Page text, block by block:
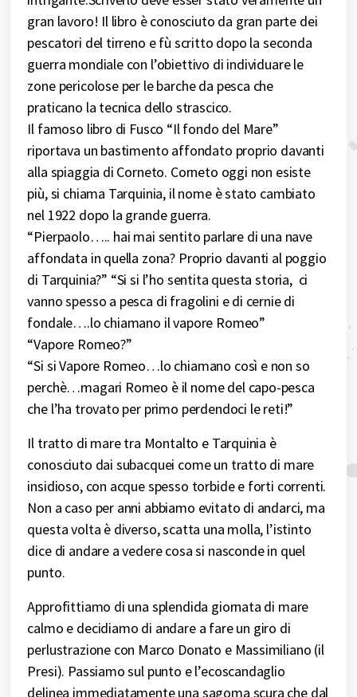
gran lavoro! Il libro è conosciuto da gran parte dei
pescatori del tirreno e fù scritto dopo la seconda
guerra mondiale con l’obiettivo di individuare le
zone pericolose per le barche da pesca che
praticano la tecnica dello strascico.
Il famoso libro di Fusco “Il fondo del Mare”
riportava un bastimento affondato proprio davanti
alla spiaggia di Corneto. Corneto oggi non esiste
più, si chiama Tarquinia, il nome è stato cambiato
nel 1922 dopo la grande guerra.
“Pierpaolo….. hai mai sentito parlare di una nave
affondata in quella zona? Proprio davanti al poggio
di Tarquinia?” “Si si l’ho sentita questa storia, ci
vanno spesso a pesca di fragolini e di cernie di
fondale….lo chiamano il vapore Romeo”
“Vapore Romeo?”
“Si si Vapore Romeo…lo chiamano così e non so
perchè…magari Romeo è il nome del capo-pesca
che l’ha trovato per primo perdendoci le reti!”
Il tratto di mare tra Montalto e Tarquinia è
conosciuto dai subacquei come un tratto di mare
insidioso, con acque spesso torbide e forti correnti.
Non a caso per anni abbiamo evitato di andarci, ma
questa volta è diverso, scatta una molla, l’istinto
dice di andare a vedere cosa si nasconde in quel
punto.
Approfittiamo di una splendida giornata di mare
calmo e decidiamo di andare a fare un giro di
perlustrazione con Marco Donato e Massimiliano (il
Presi). Passiamo sul punto e l’ecoscandaglio
delinea immediatamente una sagoma scura che dal